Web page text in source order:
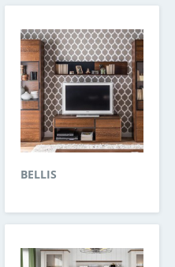
BELLIS